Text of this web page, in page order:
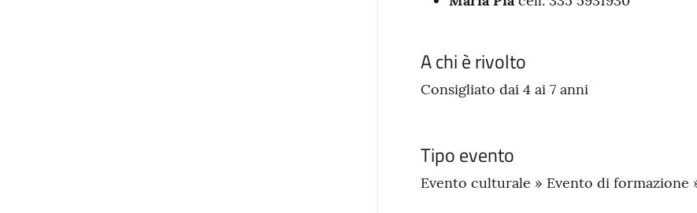
A chi è rivolto
Consigliato dai 4 ai 7 anni
Tipo evento
Evento culturale » Evento di formazione